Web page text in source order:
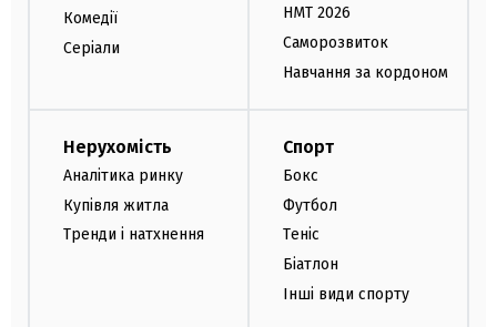
Комедії
Серіали
НМТ 2026
Саморозвиток
Навчання за кордоном
Нерухомість
Аналітика ринку
Купівля житла
Тренди і натхнення
Спорт
Бокс
Футбол
Теніс
Біатлон
Інші види спорту